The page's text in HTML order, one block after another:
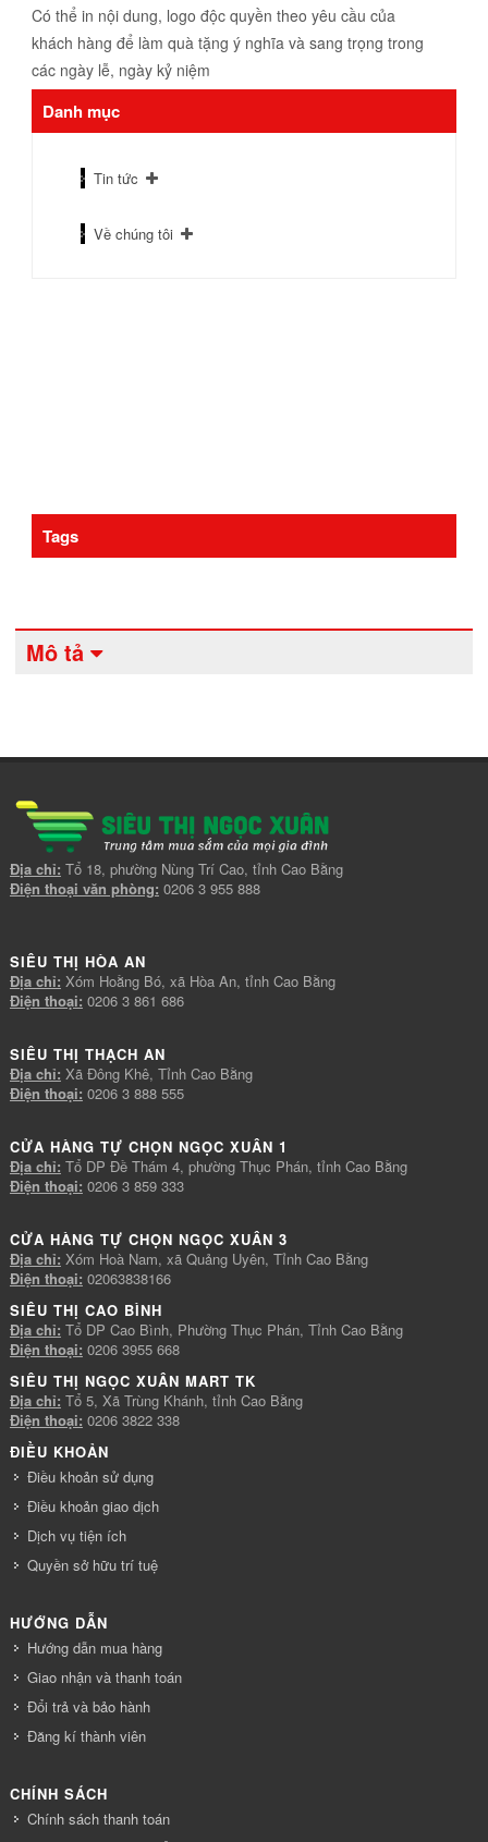
Có thể in nội dung, logo độc quyền theo yêu cầu của
khách hàng để làm quà tặng ý nghĩa và sang trọng trong
các ngày lễ, ngày kỷ niệm
Danh mục
Tin tức
Về chúng tôi
Tags
Mô tả
Địa chỉ: Tổ 18, phường Nùng Trí Cao, tỉnh Cao Bằng
Điện thoại văn phòng: 0206 3 955 888
SIÊU THỊ HÒA AN
Địa chỉ: Xóm Hoằng Bó, xã Hòa An, tỉnh Cao Bằng
Điện thoại: 0206 3 861 686
SIÊU THỊ THẠCH AN
Địa chỉ: Xã Đông Khê, Tỉnh Cao Bằng
Điện thoại: 0206 3 888 555
CỬA HÀNG TỰ CHỌN NGỌC XUÂN 1
Địa chỉ: Tổ DP Đề Thám 4, phường Thục Phán, tỉnh Cao Bằng
Điện thoại: 0206 3 859 333
CỬA HÀNG TỰ CHỌN NGỌC XUÂN 3
Địa chỉ: Xóm Hoà Nam, xã Quảng Uyên, Tỉnh Cao Bằng
Điện thoại: 02063838166
SIÊU THỊ CAO BÌNH
Địa chỉ: Tổ DP Cao Bình, Phường Thục Phán, Tỉnh Cao Bằng
Điện thoại: 0206 3955 668
SIÊU THỊ NGỌC XUÂN MART TK
Địa chỉ: Tổ 5, Xã Trùng Khánh, tỉnh Cao Bằng
Điện thoại: 0206 3822 338
ĐIỀU KHOẢN
Điều khoản sử dụng
Điều khoản giao dịch
Dịch vụ tiện ích
Quyền sở hữu trí tuệ
HƯỚNG DẪN
Hướng dẫn mua hàng
Giao nhận và thanh toán
Đổi trả và bảo hành
Đăng kí thành viên
CHÍNH SÁCH
Chính sách thanh toán